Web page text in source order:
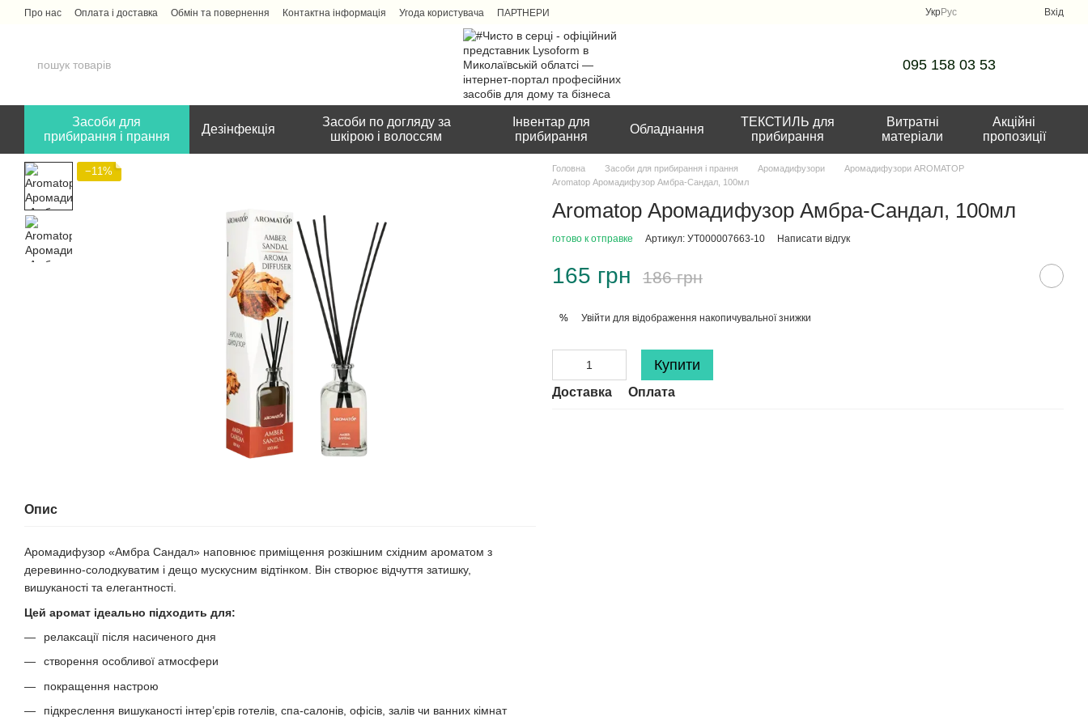
Перейти до основного контенту
Про нас Оплата і доставка Обмін та повернення Контактна інформація Угода користувача ПАРТНЕРИ УкрРус Вхід
095 158 03 53
Засоби для
прибирання і прання
Дезінфекція
Засоби по догляду за
шкірою і волоссям
Інвентар для
прибирання
Обладнання
ТЕКСТИЛЬ для
прибирання
Витратні
матеріали
Акційні
пропозиції
−11%
Опис
Аромадифузор «Амбра Сандал» наповнює приміщення розкішним східним ароматом з
деревинно-солодкуватим і дещо мускусним відтінком. Він створює відчуття затишку,
вишуканості та елегантності.
Цей аромат ідеально підходить для:
релаксації після насиченого дня
створення особливої атмосфери
покращення настрою
підкреслення вишуканості інтер’єрів готелів, спа-салонів, офісів, залів чи ванних кімнат
Головна Засоби для прибирання і прання Аромадифузори
Аромадифузори AROMATOP
Aromatop Аромадифузор Амбра-Сандал, 100мл
Aromatop Аромадифузор Амбра-Сандал, 100мл
готово к отправке Артикул: УТ000007663-10 Написати відгук
165 грн 186 грн
% Увійти для відображення накопичувальної знижки
Купити
Доставка Оплата